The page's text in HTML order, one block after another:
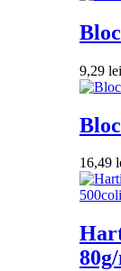
9,29 lei
16,49